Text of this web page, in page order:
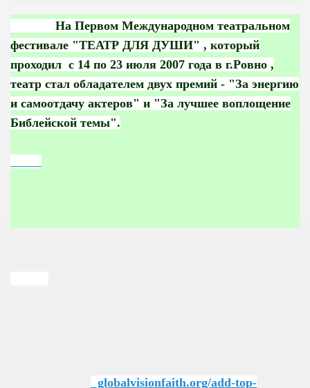
На Первом Международном театральном
фестивале "ТЕАТР ДЛЯ ДУШИ" , который
проходил с 14 по 23 июля 2007 года в г.Ровно ,
театр стал обладателем двух премий - "За энергию
и самоотдачу актеров" и "За лучшее воплощение
Библейской темы".
globalvisionfaith.org/add-top-